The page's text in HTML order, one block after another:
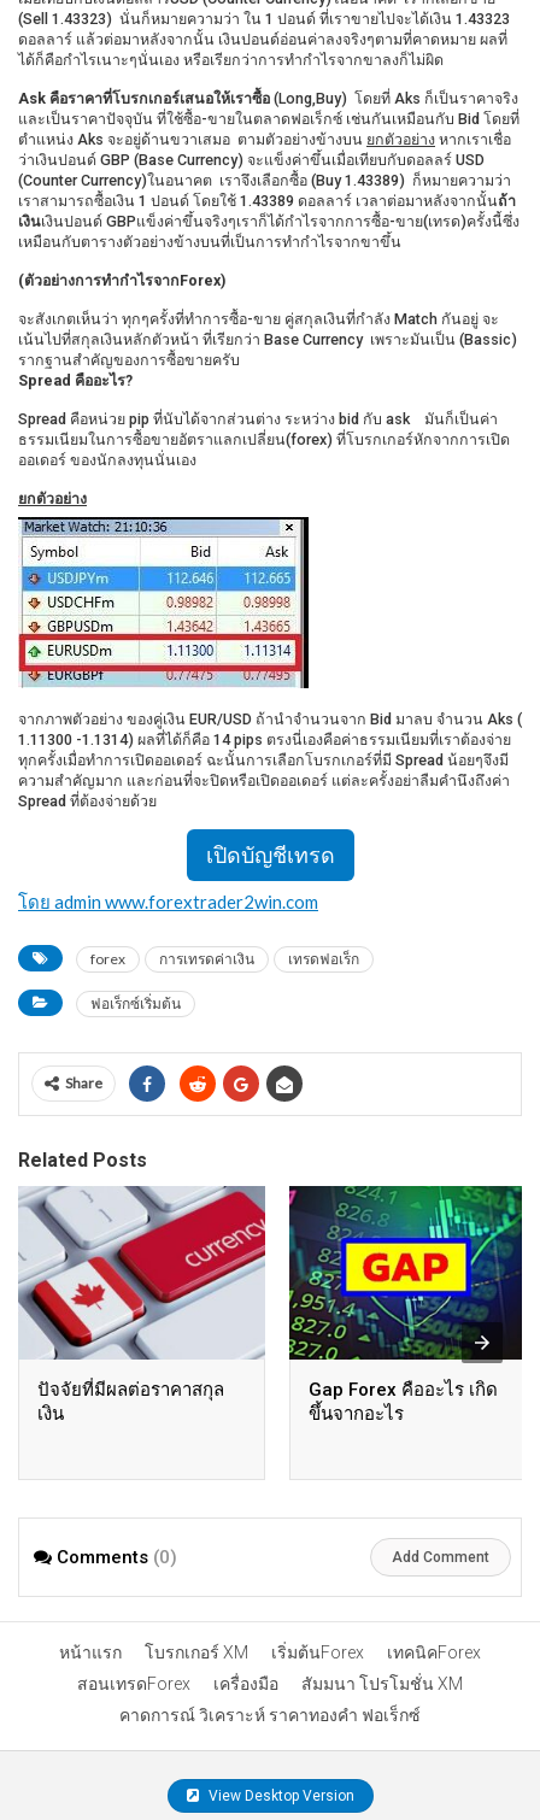
(Sell 1.43323) นั่นก็หมายความว่า ใน 1 ปอนด์ ที่เราขายไปจะได้เงิน 1.43323
ดอลลาร์ แล้วต่อมาหลังจากนั้น เงินปอนด์อ่อนค่าลงจริงๆตามที่คาดหมาย ผลที่
ได้ก็คือกำไรเนาะๆนั่นเอง หรือเรียกว่าการทำกำไรจากขาลงก็ไม่ผิด
Ask คือราคาที่โบรกเกอร์เสนอให้เราซื้อ (Long,Buy) โดยที่ Aks ก็เป็นราคาจริง
และเป็นราคาปัจจุบัน ที่ใช้ซื้อ-ขายในตลาดฟอเร็กซ์ เช่นกันเหมือนกับ Bid โดยที่
ตำแหน่ง Aks จะอยู่ด้านขวาเสมอ ตามตัวอย่างข้างบน ยกตัวอย่าง หากเราเชื่อ
ว่าเงินปอนด์ GBP (Base Currency) จะแข็งค่าขึ้นเมื่อเทียบกับดอลลร์ USD
(Counter Currency)ในอนาคต เราจึงเลือกซื้อ (Buy 1.43389) ก็หมายความว่า
เราสามารถซื้อเงิน 1 ปอนด์ โดยใช้ 1.43389 ดอลลาร์ เวลาต่อมาหลังจากนั้นถ้า
เงินเงินปอนด์ GBPแข็งค่าขึ้นจริงๆเราก็ได้กำไรจากการซื้อ-ขาย(เทรด)ครั้งนี้ซึ่ง
เหมือนกับตารางตัวอย่างข้างบนที่เป็นการทำกำไรจากขาขึ้น
(ตัวอย่างการทำกำไรจากForex)
จะสังเกตเห็นว่า ทุกๆครั้งที่ทำการซื้อ-ขาย คู่สกุลเงินที่กำลัง Match กันอยู่ จะ
เน้นไปที่สกุลเงินหลักตัวหน้า ที่เรียกว่า Base Currency เพราะมันเป็น (Bassic)
รากฐานสำคัญของการซื้อขายครับ
Spread คืออะไร?
Spread คือหน่วย pip ที่นับได้จากส่วนต่าง ระหว่าง bid กับ ask มันก็เป็นค่า
ธรรมเนียมในการซื้อขายอัตราแลกเปลี่ยน(forex) ที่โบรกเกอร์หักจากการเปิด
ออเดอร์ ของนักลงทุนนั่นเอง
ยกตัวอย่าง
จากภาพตัวอย่าง ของคู่เงิน EUR/USD ถ้านำจำนวนจาก Bid มาลบ จำนวน Aks (
1.11300 -1.1314) ผลที่ได้ก็คือ 14 pips ตรงนี่เองคือค่าธรรมเนียมที่เราต้องจ่าย
ทุกครั้งเมื่อทำการเปิดออเดอร์ ฉะนั้นการเลือกโบรกเกอร์ที่มี Spread น้อยๆจึงมี
ความสำคัญมาก และก่อนที่จะปิดหรือเปิดออเดอร์ แต่ละครั้งอย่าลืมคำนึงถึงค่า
Spread ที่ต้องจ่ายด้วย
เปิดบัญชีเทรด
โดย admin www.forextrader2win.com
forex การเทรดค่าเงิน เทรดฟอเร็ก
ฟอเร็กซ์เริ่มต้น
Share
Related Posts
ปัจจัยที่มีผลต่อราคาสกุล
เงิน
Gap Forex คืออะไร เกิด
ขึ้นจากอะไร
Comments (0) Add Comment
หน้าแรก โบรกเกอร์ XM เริ่มต้นForex
เทคนิคForex
สอนเทรดForex
เครื่องมือ
สัมมนา โปรโมชั่น XM
คาดการณ์ วิเคราะห์ ราคาทองคำ ฟอเร็กซ์
View Desktop Version